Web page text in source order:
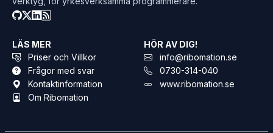
LÄS MER
Priser och Villkor
Frågor med svar
Kontaktinformation
Om Ribomation
HÖR AV DIG!
info@ribomation.se
0730-314-040
www.ribomation.se